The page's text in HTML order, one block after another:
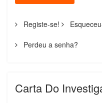
Registe-se!
Perdeu a senha?
Carta Do